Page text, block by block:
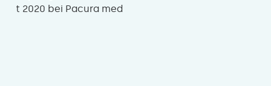
Seit 2020 bei Pacura med